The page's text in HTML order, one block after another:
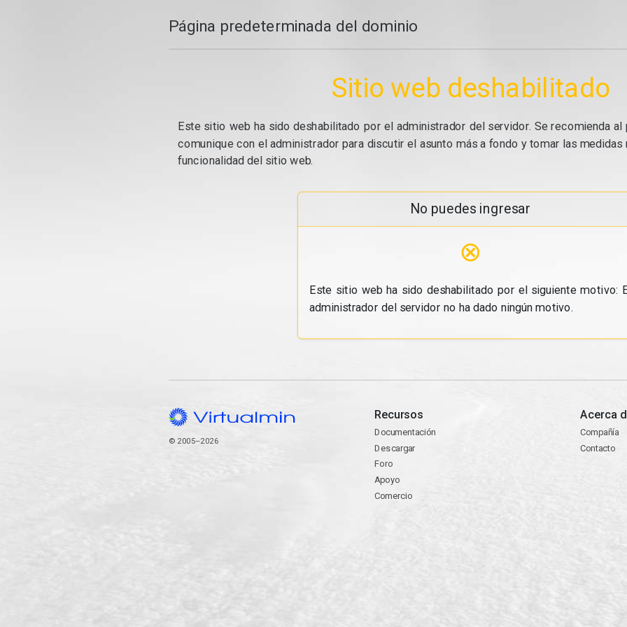
Página predeterminada del dominio
Sitio web deshabilitado
Este sitio web ha sido deshabilitado por el administrador del servidor. Se recomienda
comunique con el administrador para discutir el asunto más a fondo y tomar las medidas
funcionalidad del sitio web.
No puedes ingresar
⊗
Este sitio web ha sido deshabilitado por el siguiente motivo:
administrador del servidor no ha dado ningún motivo.
© 2005–2026
Recursos
Documentación
Descargar
Foro
Apoyo
Comercio
Acerca
Compañía
Contacto